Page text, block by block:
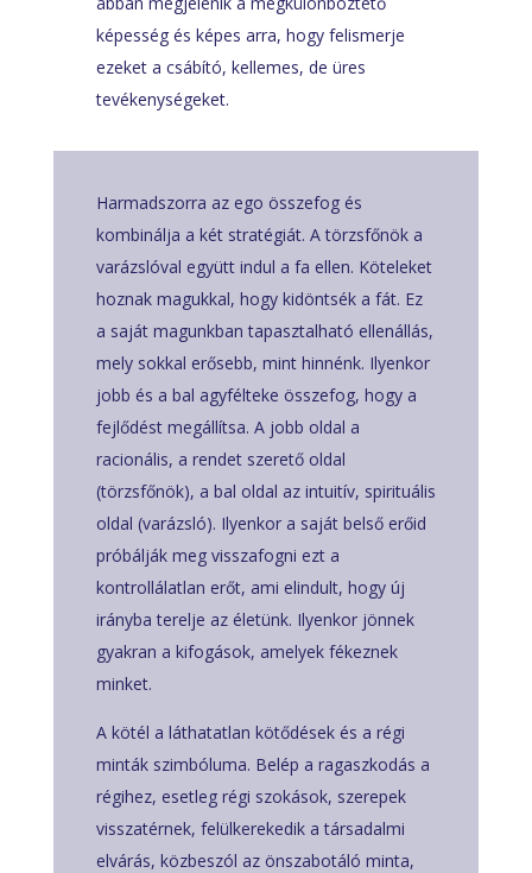
képesség és képes arra, hogy felismerje
ezeket a csábító, kellemes, de üres
tevékenységeket.
Harmadszorra az ego összefog és
kombinálja a két stratégiát. A törzsfőnök a
varázslóval együtt indul a fa ellen. Köteleket
hoznak magukkal, hogy kidöntsék a fát. Ez
a saját magunkban tapasztalható ellenállás,
mely sokkal erősebb, mint hinnénk. Ilyenkor
jobb és a bal agyfélteke összefog, hogy a
fejlődést megállítsa. A jobb oldal a
racionális, a rendet szerető oldal
(törzsfőnök), a bal oldal az intuitív, spirituális
oldal (varázsló). Ilyenkor a saját belső erőid
próbálják meg visszafogni ezt a
kontrollálatlan erőt, ami elindult, hogy új
irányba terelje az életünk. Ilyenkor jönnek
gyakran a kifogások, amelyek fékeznek
minket.
A kötél a láthatatlan kötődések és a régi
minták szimbóluma. Belép a ragaszkodás a
régihez, esetleg régi szokások, szerepek
visszatérnek, felülkerekedik a társadalmi
elvárás, közbeszól az önszabotáló minta,